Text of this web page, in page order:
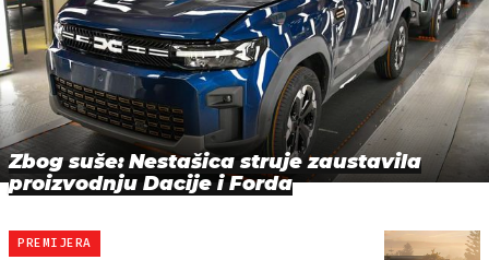
Zbog suše: Nestašica struje zaustavila
proizvodnju Dacije i Forda
PREMIJERA